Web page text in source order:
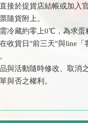
接於提貨店結帳或加入
隨貨附上 。
冷藏約零上0℃，為求蛋
收貨日"前三天"與line「
與活動隨時修改、取消
與否之權利。